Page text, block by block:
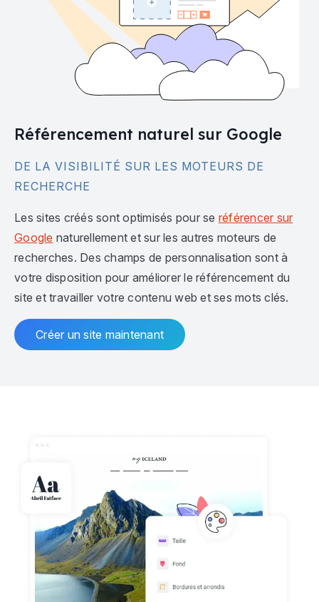
Référencement naturel sur Google
DE LA VISIBILITÉ SUR LES MOTEURS DE
RECHERCHE
Les sites créés sont optimisés pour se référencer sur
Google naturellement et sur les autres moteurs de
recherches. Des champs de personnalisation sont à
votre disposition pour améliorer le référencement du
site et travailler votre contenu web et ses mots clés.
Créer un site maintenant